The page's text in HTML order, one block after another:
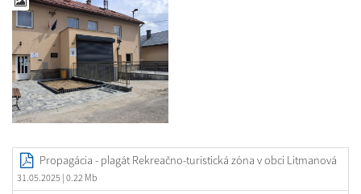
Propagácia - plagát Rekreačno-turistická zóna v obci Litmanová
31.05.2025 | 0.22 Mb